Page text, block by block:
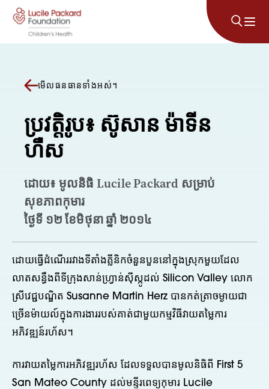
រំលងទៅមាតិកា
មើលធនធានទាំងអស់។
ប្រវត្តិរូប៖ ស៊ូសាន ម៉ាទីន
ហឺស
ដោយ៖ មូលនិធិ Lucile Packard សម្រាប់
សុខភាពកុមារ
ថ្ងៃទី ១២ ខែមិថុនា ឆ្នាំ ២០១៤
ដោយធ្វើដំណើររវាងទីតាំងគ្លីនិកចំនួនបួននៅក្នុងស្រុកមួយដែល
លាតសន្ធឹងពីទីក្រុងសាន់ហ្វ្រាន់ស៊ីស្កូដល់ Silicon Valley លោក
ស្រីវេជ្ជបណ្ឌិត Susanne Martin Herz បានកត់ត្រាចម្ងាយជា
ច្រើនម៉ាយល៍ក្នុងការងាររបស់គាត់ជាមួយកម្មវិធីវាយតម្លៃការ
អភិវឌ្ឍន៍រហ័ស។
ការវាយតម្លៃការអភិវឌ្ឍរហ័ស ដែលទទួលបានមូលនិធិពី First 5
San Mateo County ដល់មន្ទីរពេទ្យកុមារ Lucile